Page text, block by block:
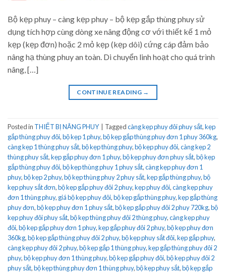
Bộ kẹp phuy – càng kẹp phuy – bộ kẹp gắp thùng phuy sử
dụng tích hợp cùng dòng xe nâng động cơ với thiết kế 1 mỏ
kẹp (kẹp đơn) hoặc 2 mỏ kẹp (kẹp dôi) cứng cáp đảm bảo
nâng hạ thùng phuy an toàn. Di chuyển linh hoạt cho quá trình
nâng, […]
CONTINUE READING →
Posted in THIẾT BỊ NÂNG PHUY Taggedcàng kẹp phuy đôi phuy sắt,kẹp
gắp thùng phuy đôi,bộ kẹp 1 phuy,bộ kẹp gắp thùng phuy đơn 1 phuy 360kg,
càng kẹp 1 thùng phuy sắt,bộ kẹp thùng phuy,bộ kẹp phuy đôi,càng kẹp 2
thùng phuy sắt,kẹp gắp phuy đơn 1 phuy,bộ kẹp phuy đơn phuy sắt,bộ kẹp
gắp thùng phuy đôi,bộ kẹp thùng phuy 1 phuy sắt,càng kẹp phuy đơn 1
phuy,bộ kẹp 2 phuy,bộ kẹp thùng phuy 2 phuy sắt,kẹp gắp thùng phuy,bộ
kẹp phuy sắt đơn,bộ kẹp gắp phuy đôi 2 phuy,kẹp phuy đôi,càng kẹp phuy
đơn 1 thùng phuy, giá bộ kẹp phuy đôi,bộ kẹp gắp thùng phuy,kẹp gắp thùng
phuy đơn,bộ kẹp phuy đơn 1 phuy sắt,bộ kẹp gắp phuy đôi 2 phuy 720kg,bộ
kẹp phuy đôi phuy sắt,bộ kẹp thùng phuy đôi 2 thùng phuy,càng kẹp phuy
đôi,bộ kẹp gắp phuy đơn 1 phuy,kẹp gắp phuy đôi 2 phuy,bộ kẹp phuy đơn
360kg,bộ kẹp gắp thùng phuy đôi 2 phuy,bộ kẹp phuy sắt đôi,kẹp gắp phuy,
càng kẹp phuy đôi 2 phuy,bộ kẹp gắp 1 thùng phuy,kẹp gắp thùng phuy đôi 2
phuy,bộ kẹp phuy đơn 1 thùng phuy,bộ kẹp gắp phuy đôi,bộ kẹp phuy đôi 2
phuy sắt,bộ kẹp thùng phuy đơn 1 thùng phuy,bộ kẹp phuy sắt,bộ kẹp gắp